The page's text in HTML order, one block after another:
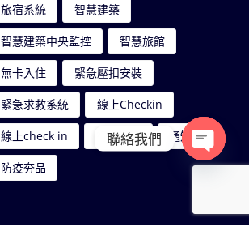
旅宿系統 智慧建築
智慧建築中央監控 智慧旅館
無卡入住 緊急壓扣安裝
緊急求救系統 線上Checkin
線上check in 行動管家 通知
防疫夯品
聯絡我們
Open